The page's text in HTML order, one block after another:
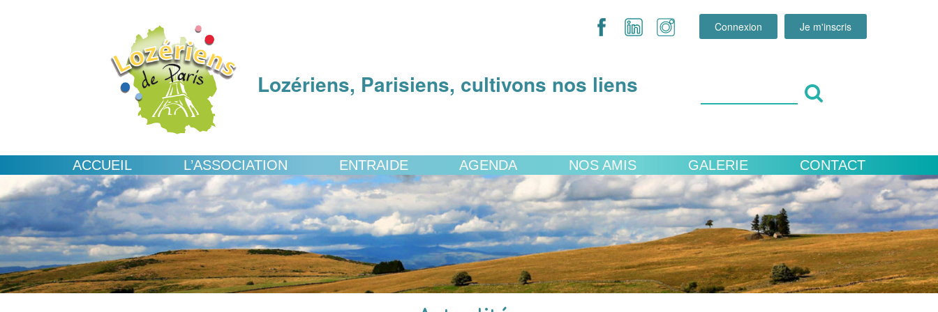
Connexion Je m'inscris
Lozériens, Parisiens, cultivons nos liens
ACCUEIL L’ASSOCIATION ENTRAIDE AGENDA NOS AMIS GALERIE CONTACT